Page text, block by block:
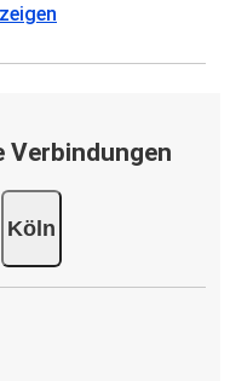
Verbindungen
Köln